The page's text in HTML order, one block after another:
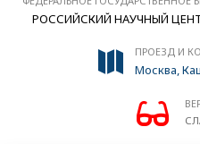
РОССИЙСКИЙ НАУЧНЫЙ
ПРОЕЗД И
Москва,